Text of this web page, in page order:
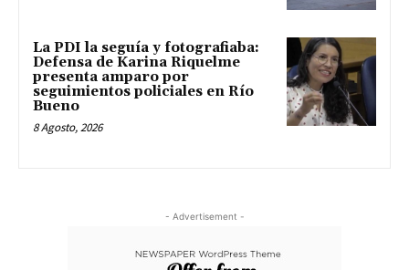
La PDI la seguía y fotografiaba:
Defensa de Karina Riquelme
presenta amparo por
seguimientos policiales en Río
Bueno
8 Agosto, 2026
- Advertisement -